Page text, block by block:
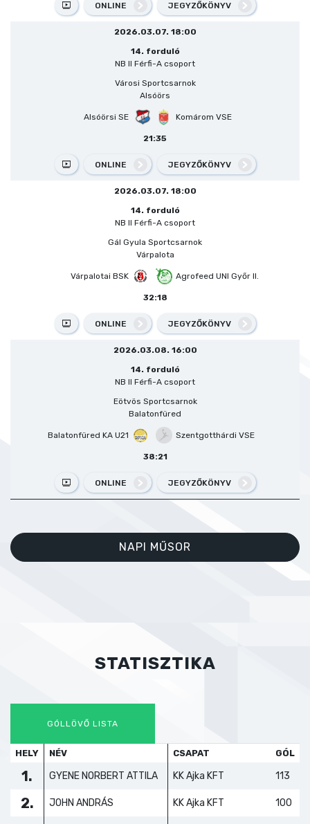
ONLINE JEGYZŐKÖNYV
2026.03.07. 18:00
14. forduló
NB II Férfi-A csoport
Városi Sportcsarnok
Alsóörs
Alsóörsi SE Komárom VSE
21:35
ONLINE JEGYZŐKÖNYV
2026.03.07. 18:00
14. forduló
NB II Férfi-A csoport
Gál Gyula Sportcsarnok
Várpalota
Várpalotai BSK Agrofeed UNI Győr II.
32:18
ONLINE JEGYZŐKÖNYV
2026.03.08. 16:00
14. forduló
NB II Férfi-A csoport
Eötvös Sportcsarnok
Balatonfüred
Balatonfüred KA U21 Szentgotthárdi VSE
38:21
ONLINE JEGYZŐKÖNYV
NAPI MŰSOR
STATISZTIKA
GÓLLÖVŐ LISTA
HELY NÉV CSAPAT GÓL
1. GYENE NORBERT ATTILA KK Ajka KFT 113
2. JOHN ANDRÁS KK Ajka KFT 100